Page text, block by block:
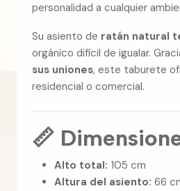
personalidad a cualquier
Su asiento de ratán natural
orgánico difícil de igualar.
sus uniones, este taburete
residencial o comercial.
📏
Alto total: 105 cm
Altura del asiento: 66